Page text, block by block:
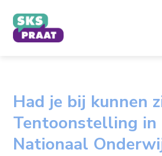
Had je bij kunnen
Tentoonstelling in
Nationaal